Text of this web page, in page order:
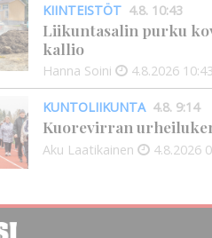
KIINTEISTÖT 4.8. 10:43
Liikuntasalin purku
kallio
Hanna Soini 4.8.2026
KUNTOLIIKUNTA 4.8. 9:14
Kuorevirran
Aku Laatikainen 4.8.2026